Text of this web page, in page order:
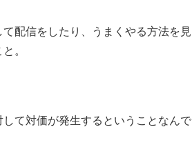
配信をしたり、うまくやる方法を見
。
て対価が発生するということなんで